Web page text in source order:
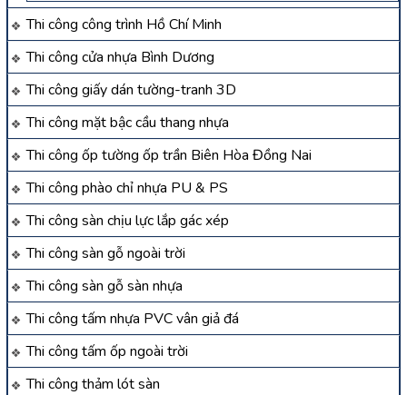
Thi công công trình Hồ Chí Minh
Thi công cửa nhựa Bình Dương
Thi công giấy dán tường-tranh 3D
Thi công mặt bậc cầu thang nhựa
Thi công ốp tường ốp trần Biên Hòa Đồng Nai
Thi công phào chỉ nhựa PU & PS
Thi công sàn chịu lực lắp gác xép
Thi công sàn gỗ ngoài trời
Thi công sàn gỗ sàn nhựa
Thi công tấm nhựa PVC vân giả đá
Thi công tấm ốp ngoài trời
Thi công thảm lót sàn